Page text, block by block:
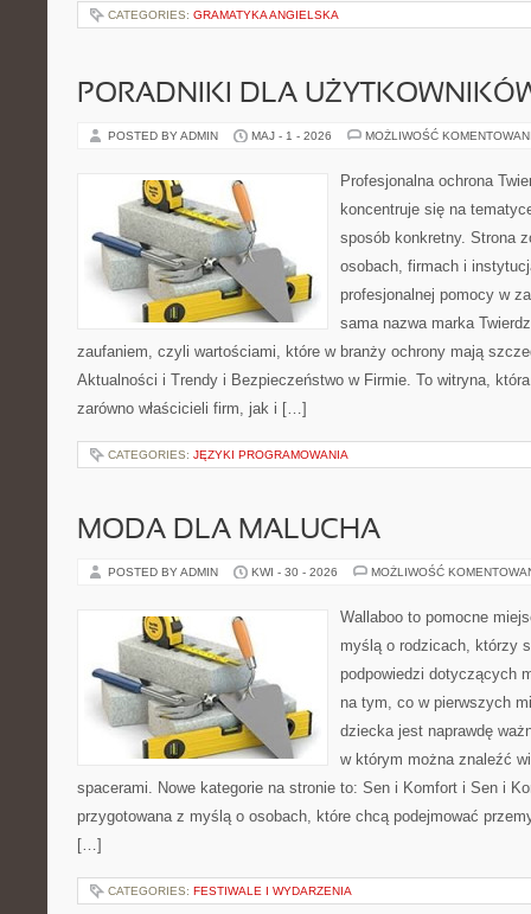
CATEGORIES: GRAMATYKA ANGIELSKA
PORADNIKI DLA
POSTED BY ADMIN MAJ - 1 - 2026 MOŻLIWOŚĆ
Profesjonalna ochrona
koncentruje się na
sposób konkretny. Strona
osobach, firmach i
profesjonalnej pomocy w
sama nazwa marka
zaufaniem, czyli wartościami, które w branży ochrony mają
Aktualności i Trendy i Bezpieczeństwo w Firmie. To witryna,
zarówno właścicieli firm, jak i […]
CATEGORIES: JĘZYKI PROGRAMOWANIA
MODA DLA MALUCHA
POSTED BY ADMIN KWI - 30 - 2026 MOŻLIWOŚĆ
Wallaboo to pomocne
myślą o rodzicach, którzy
podpowiedzi dotyczących
na tym, co w pierwszych
dziecka jest naprawdę
w którym można znaleźć
spacerami. Nowe kategorie na stronie to: Sen i Komfort i Sen i
przygotowana z myślą o osobach, które chcą podejmować
[…]
CATEGORIES: FESTIWALE I WYDARZENIA